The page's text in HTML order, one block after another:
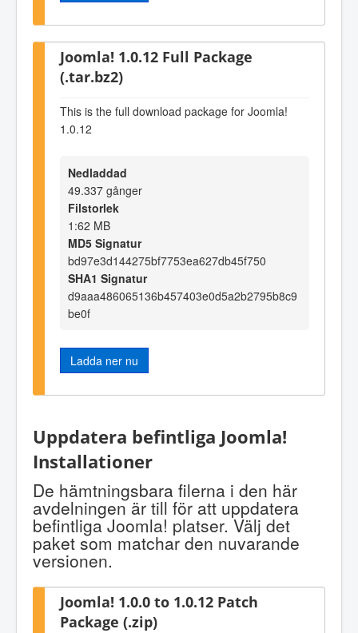
Joomla! 1.0.12 Full Package
(.tar.bz2)
This is the full download package for Joomla!
1.0.12
Nedladdad
49.337 gånger
Filstorlek
1:62 MB
MD5 Signatur
bd97e3d144275bf7753ea627db45f750
SHA1 Signatur
d9aaa486065136b457403e0d5a2b2795b8c9
be0f
Ladda ner nu
Uppdatera befintliga Joomla!
Installationer
De hämtningsbara filerna i den här
avdelningen är till för att uppdatera
befintliga Joomla! platser. Välj det
paket som matchar den nuvarande
versionen.
Joomla! 1.0.0 to 1.0.12 Patch
Package (.zip)